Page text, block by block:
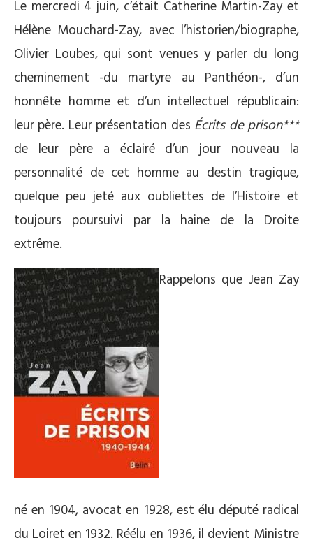
Le mercredi 4 juin, c’était Catherine Martin-Zay et
Hélène Mouchard-Zay, avec l’historien/biographe,
Olivier Loubes, qui sont venues y parler du long
cheminement -du martyre au Panthéon-, d’un
honnête homme et d’un intellectuel républicain:
leur père. Leur présentation des Écrits de prison***
de leur père a éclairé d’un jour nouveau la
personnalité de cet homme au destin tragique,
quelque peu jeté aux oubliettes de l’Histoire et
toujours poursuivi par la haine de la Droite
extrême.
Rappelons que Jean Zay
né en 1904, avocat en 1928, est élu député radical
du Loiret en 1932. Réélu en 1936, il devient Ministre